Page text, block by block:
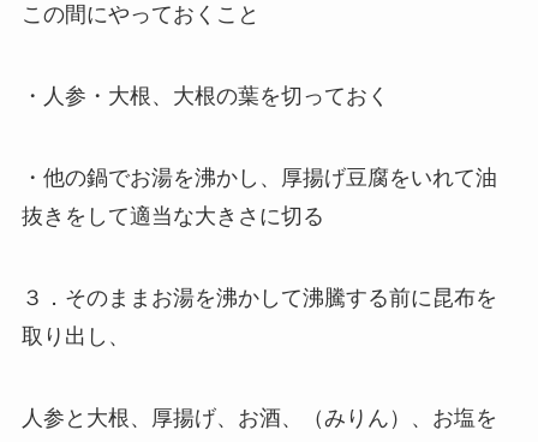
この間にやっておくこと
・人参・大根、大根の葉を切っておく
・他の鍋でお湯を沸かし、厚揚げ豆腐をいれて油
抜きをして適当な大きさに切る
３．そのままお湯を沸かして沸騰する前に昆布を
取り出し、
人参と大根、厚揚げ、お酒、（みりん）、お塩を